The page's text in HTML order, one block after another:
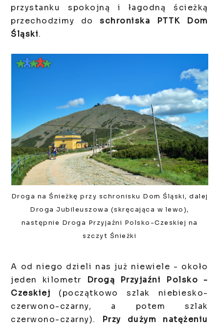
przystanku spokojną i łagodną ścieżką
przechodzimy doschroniska PTTK Dom
Śląski.
Droga na Śnieżkę przy schronisku Dom Śląski, dalej
Droga Jubileuszowa (skręcająca w lewo),
następnie Droga Przyjaźni Polsko-Czeskiej na
szczyt Śnieżki
A od niego dzieli nas już niewiele - około
jeden kilometr
Drogą Przyjaźni Polsko -
Czeskiej (początkowo szlak niebiesko-
czerwono-czarny, a potem szlak
czerwono-czarny).
Przy dużym natężeniu